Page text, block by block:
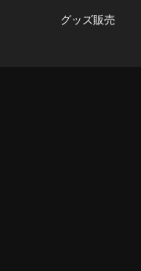
グッズ販売